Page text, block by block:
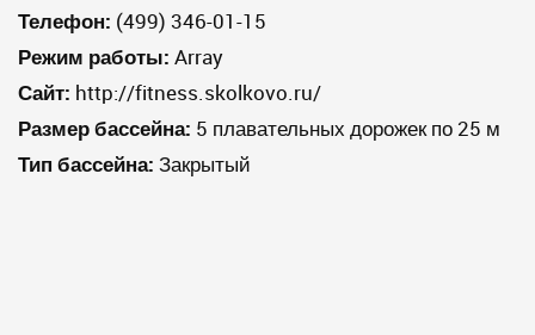
Телефон: (499) 346-01-15
Режим работы: Array
Сайт: http://fitness.skolkovo.ru/
Размер бассейна: 5 плавательных дорожек по 25 м
Тип бассейна: Закрытый